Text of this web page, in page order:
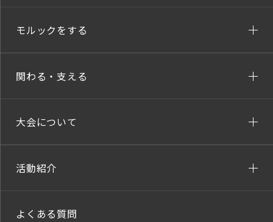
モルックをする
関わる・支える
大会について
活動紹介
よくある質問